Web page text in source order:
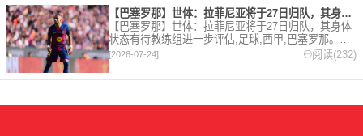
【巴塞罗那】世体：拉菲尼亚将于27日归队，其身体状态有待教练
【巴塞罗那】世体：拉菲尼亚将于27日归队，其身体
状态有待教练组进一步评估,足球,西甲,巴塞罗那。欢
迎收藏本站，24小时为你更新最新的足球，篮球体育
资讯。
[2026-07-24] 阅读(232)